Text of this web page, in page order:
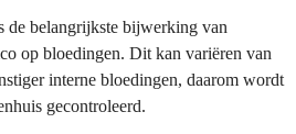
de belangrijkste bijwerking van
op bloedingen. Dit kan variëren van
interne bloedingen, daarom wordt
gecontroleerd.